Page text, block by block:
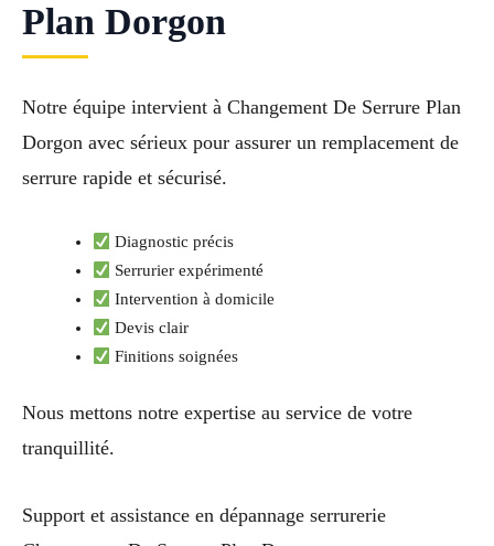
Plan Dorgon
Notre équipe intervient à Changement De Serrure Plan
Dorgon avec sérieux pour assurer un remplacement de
serrure rapide et sécurisé.
Diagnostic précis
Serrurier expérimenté
Intervention à domicile
Devis clair
Finitions soignées
Nous mettons notre expertise au service de votre
tranquillité.
Support et assistance en dépannage serrurerie